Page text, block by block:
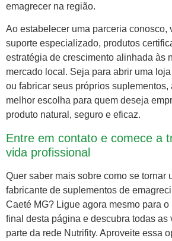
emagrecer na região.
Ao estabelecer uma parceria conosco,
suporte especializado, produtos
estratégia de crescimento alinhada às
mercado local. Seja para abrir uma
ou fabricar seus próprios suplementos,
melhor escolha para quem deseja
produto natural, seguro e eficaz.
Entre em contato e comece a
vida profissional
Quer saber mais sobre como se tornar
fabricante de suplementos de
Caeté MG? Ligue agora mesmo para
final desta página e descubra todas as
parte da rede Nutrifity. Aproveite essa